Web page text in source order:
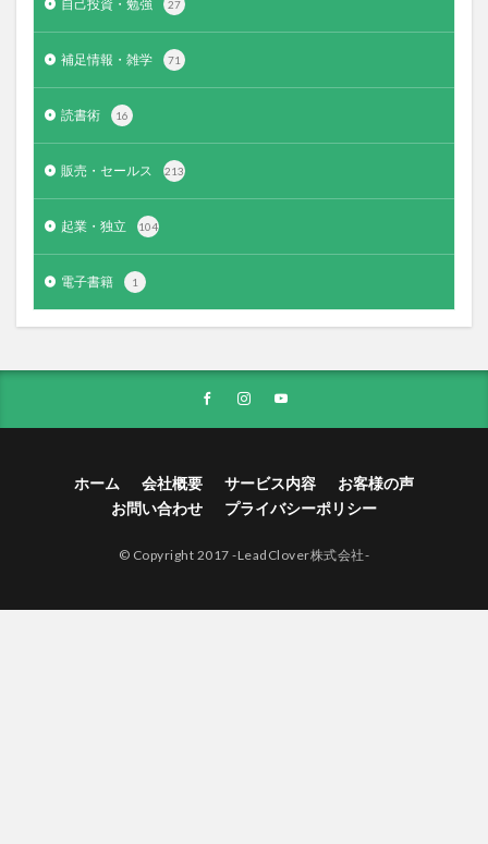
自己投資・勉強 27
補足情報・雑学 71
読書術 16
販売・セールス 213
起業・独立 104
電子書籍 1
ホーム 会社概要 サービス内容
お客様の声
お問い合わせ
プライバシーポリシー
© Copyright 2017 -LeadClover株式会社-